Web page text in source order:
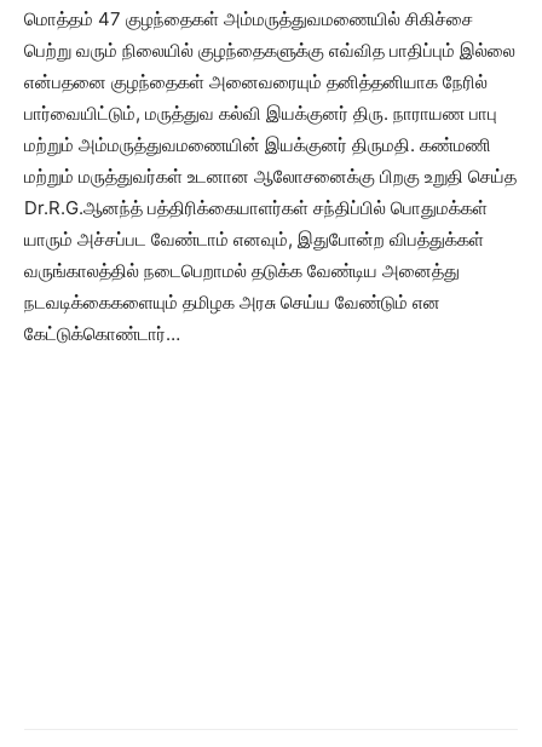
மொத்தம் 47 குழந்தைகள் அம்மருத்துவமணையில் சிகிச்சை
பெற்று வரும் நிலையில் குழந்தைகளுக்கு எவ்வித பாதிப்பும் இல்லை
என்பதனை குழந்தைகள் அனைவரையும் தனித்தனியாக நேரில்
பார்வையிட்டும், மருத்துவ கல்வி இயக்குனர் திரு. நாராயண பாபு
மற்றும் அம்மருத்துவமணையின் இயக்குனர் திருமதி. கண்மணி
மற்றும் மருத்துவர்கள் உடனான ஆலோசனைக்கு பிறகு உறுதி செய்த
Dr.R.G.ஆனந்த் பத்திரிக்கையாளர்கள் சந்திப்பில் பொதுமக்கள்
யாரும் அச்சப்பட வேண்டாம் எனவும், இதுபோன்ற விபத்துக்கள்
வருங்காலத்தில் நடைபெறாமல் தடுக்க வேண்டிய அனைத்து
நடவடிக்கைகளையும் தமிழக அரசு செய்ய வேண்டும் என
கேட்டுக்கொண்டார்…